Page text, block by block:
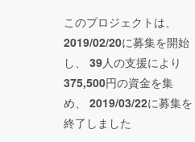
このプロジェクトは、
2019/02/20に募集を開始
し、 39人の支援により
375,500円の資金を集
め、 2019/03/22に募集を
終了しました